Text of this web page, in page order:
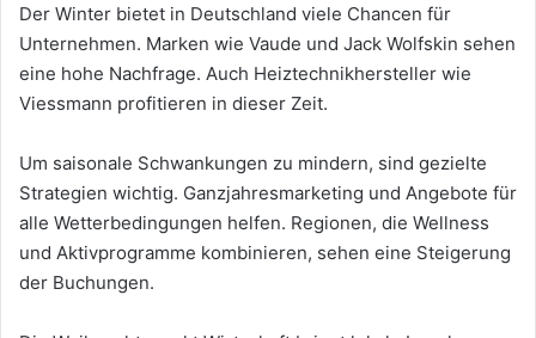
Der Winter bietet in Deutschland viele Chancen für
Unternehmen. Marken wie Vaude und Jack Wolfskin sehen
eine hohe Nachfrage. Auch Heiztechnikhersteller wie
Viessmann profitieren in dieser Zeit.
Um saisonale Schwankungen zu mindern, sind gezielte
Strategien wichtig. Ganzjahresmarketing und Angebote für
alle Wetterbedingungen helfen. Regionen, die Wellness
und Aktivprogramme kombinieren, sehen eine Steigerung
der Buchungen.